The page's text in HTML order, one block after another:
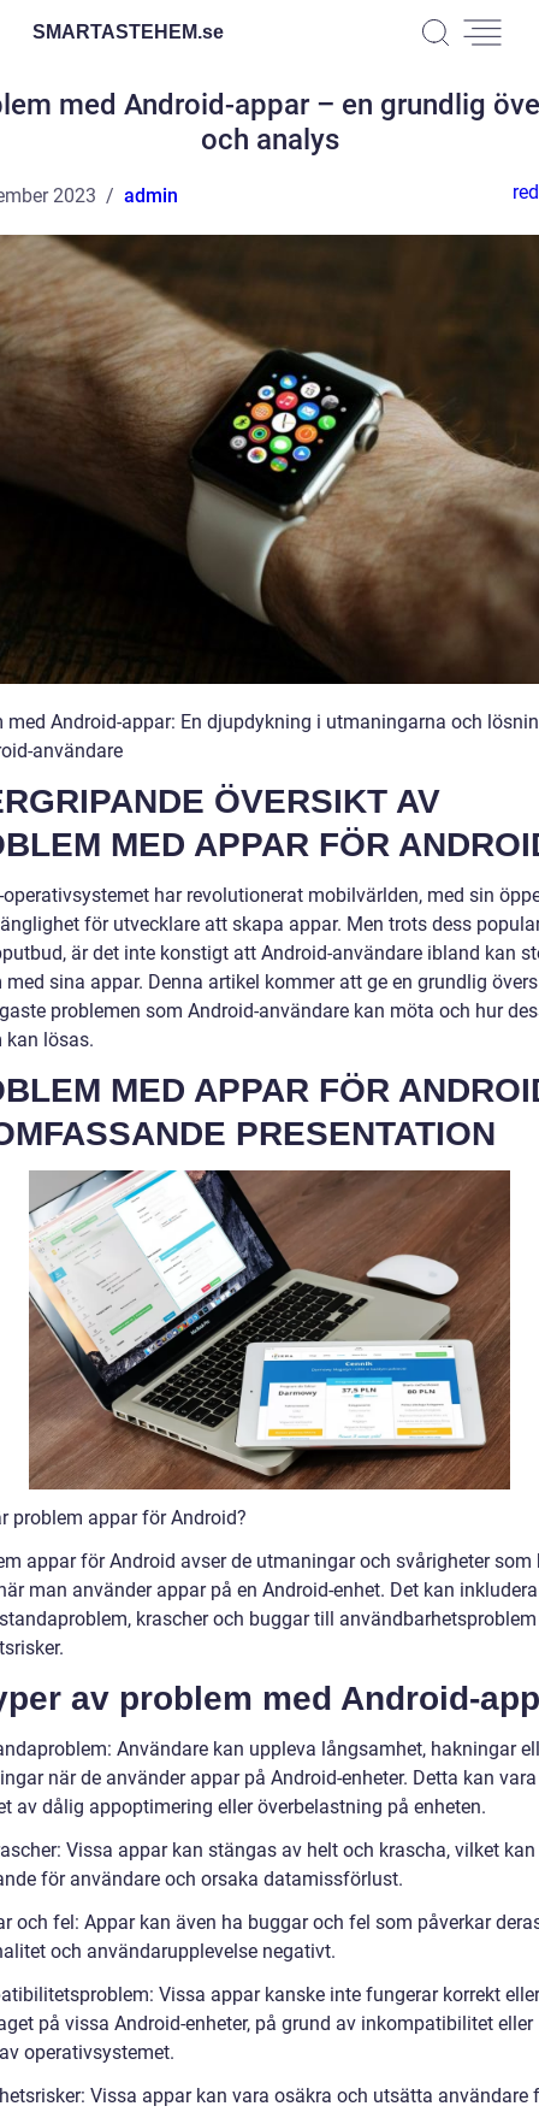
SMARTASTEHEM.se
med Android-appar – en grundlig
och analys
2023 admin
med Android-appar: En djupdykning i utmaningarna och
användare
ÖVERSIKT AV
MED APPAR FÖR
har revolutionerat mobilvärlden, med sin
för utvecklare att skapa appar. Men trots dess
är det inte konstigt att Android-användare ibland kan
med sina appar. Denna artikel kommer att ge en grundlig
problemen som Android-användare kan möta och hur
kan lösas.
MED APPAR FÖR
PRESENTATION
problem appar för Android?
appar för Android avser de utmaningar och svårigheter som
man använder appar på en Android-enhet. Det kan
krascher och buggar till
av problem med Android-
Användare kan uppleva långsamhet, hakningar
när de använder appar på Android-enheter. Detta kan vara
av dålig appoptimering eller överbelastning på enheten.
Vissa appar kan stängas av helt och krascha, vilket
för användare och orsaka datamissförlust.
och fel: Appar kan även ha buggar och fel som påverkar
och användarupplevelse negativt.
Vissa appar kanske inte fungerar korrekt
på vissa Android-enheter, på grund av inkompatibilitet eller
operativsystemet.
Vissa appar kan vara osäkra och utsätta användare